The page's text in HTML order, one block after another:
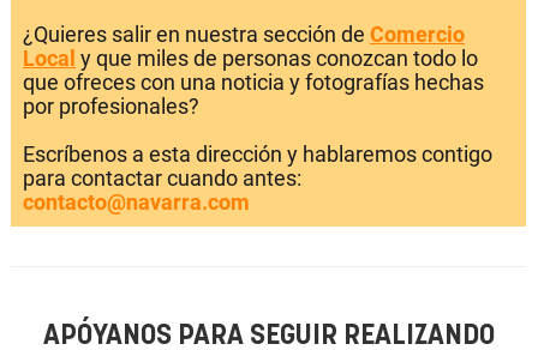
¿Quieres salir en nuestra sección de Comercio
Local y que miles de personas conozcan todo lo
que ofreces con una noticia y fotografías hechas
por profesionales?
Escríbenos a esta dirección y hablaremos contigo
para contactar cuando antes:
contacto@navarra.com
APÓYANOS PARA SEGUIR REALIZANDO